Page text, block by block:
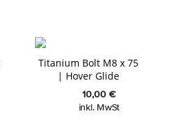
Titanium Bolt M8 x 75
| Hover Glide
10,00 €
inkl. MwSt